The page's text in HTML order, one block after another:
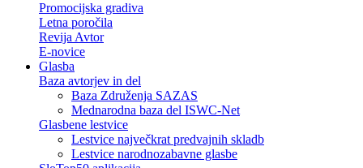
Promocijska gradiva
Letna poročila
Revija Avtor
E-novice
Glasba
Baza avtorjev in del
Baza Združenja SAZAS
Mednarodna baza del ISWC-Net
Glasbene lestvice
Lestvice največkrat predvajnih skladb
Lestvice narodnozabavne glasbe